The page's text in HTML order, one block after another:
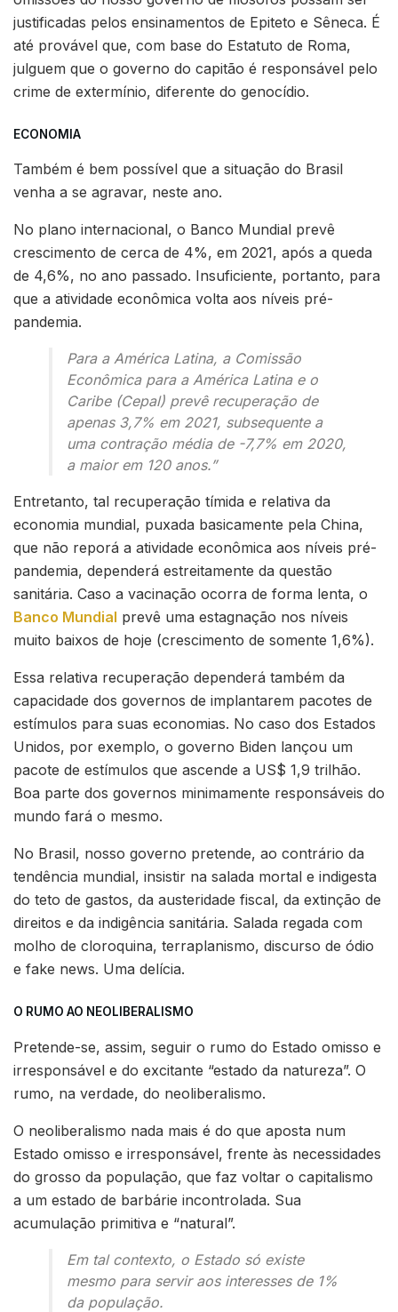
justificadas pelos ensinamentos de Epiteto e Sêneca. É
até provável que, com base do Estatuto de Roma,
julguem que o governo do capitão é responsável pelo
crime de extermínio, diferente do genocídio.
ECONOMIA
Também é bem possível que a situação do Brasil
venha a se agravar, neste ano.
No plano internacional, o Banco Mundial prevê
crescimento de cerca de 4%, em 2021, após a queda
de 4,6%, no ano passado. Insuficiente, portanto, para
que a atividade econômica volta aos níveis pré-
pandemia.
Para a América Latina, a Comissão
Econômica para a América Latina e o
Caribe (Cepal) prevê recuperação de
apenas 3,7% em 2021, subsequente a
uma contração média de -7,7% em 2020,
a maior em 120 anos.”
Entretanto, tal recuperação tímida e relativa da
economia mundial, puxada basicamente pela China,
que não reporá a atividade econômica aos níveis pré-
pandemia, dependerá estreitamente da questão
sanitária. Caso a vacinação ocorra de forma lenta, o
Banco Mundial prevê uma estagnação nos níveis
muito baixos de hoje (crescimento de somente 1,6%).
Essa relativa recuperação dependerá também da
capacidade dos governos de implantarem pacotes de
estímulos para suas economias. No caso dos Estados
Unidos, por exemplo, o governo Biden lançou um
pacote de estímulos que ascende a US$ 1,9 trilhão.
Boa parte dos governos minimamente responsáveis do
mundo fará o mesmo.
No Brasil, nosso governo pretende, ao contrário da
tendência mundial, insistir na salada mortal e indigesta
do teto de gastos, da austeridade fiscal, da extinção de
direitos e da indigência sanitária. Salada regada com
molho de cloroquina, terraplanismo, discurso de ódio
e fake news. Uma delícia.
O RUMO AO NEOLIBERALISMO
Pretende-se, assim, seguir o rumo do Estado omisso e
irresponsável e do excitante “estado da natureza”. O
rumo, na verdade, do neoliberalismo.
O neoliberalismo nada mais é do que aposta num
Estado omisso e irresponsável, frente às necessidades
do grosso da população, que faz voltar o capitalismo
a um estado de barbárie incontrolada. Sua
acumulação primitiva e “natural”.
Em tal contexto, o Estado só existe
mesmo para servir aos interesses de 1%
da população.